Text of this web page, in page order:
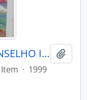
MENSAGEIRO - BELÉM CONSELHO INDIGENISTA MISSIONÁRIO - 1999 - Nº119
Item · 1999